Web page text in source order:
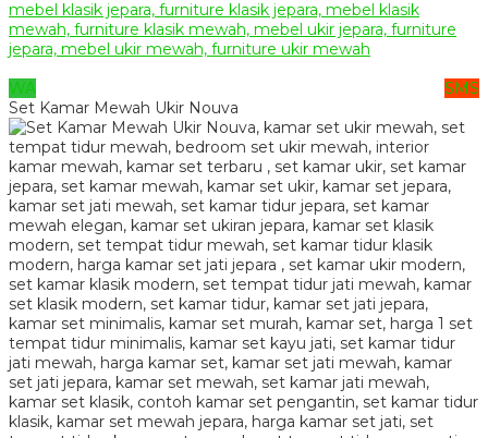
WA
SMS
Set Kamar Mewah Ukir Nouva